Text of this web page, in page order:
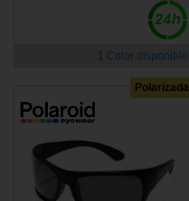
1 Color disponible
Polarizada